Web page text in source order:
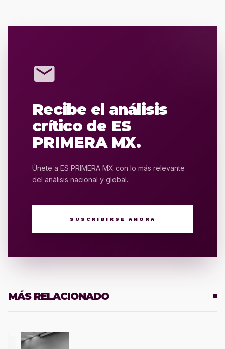
mail
Recibe el análisis
crítico de ES
PRIMERA MX.
Únete a ES PRIMERA MX con lo más relevante
del análisis nacional y global.
SUSCRIBIRSE AHORA
MÁS RELACIONADO